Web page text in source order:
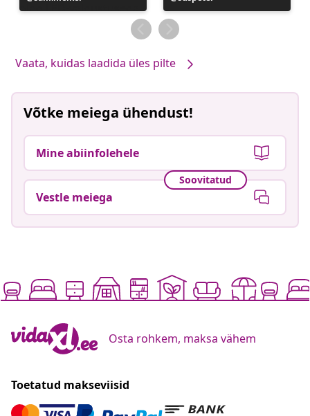
avaldatud
avaldatud
Vaata, kuidas laadida üles pilte
Võtke meiega ühendust!
Mine abiinfolehele
Soovitatud
Vestle meiega
Osta rohkem, maksa vähem
Toetatud makseviisid